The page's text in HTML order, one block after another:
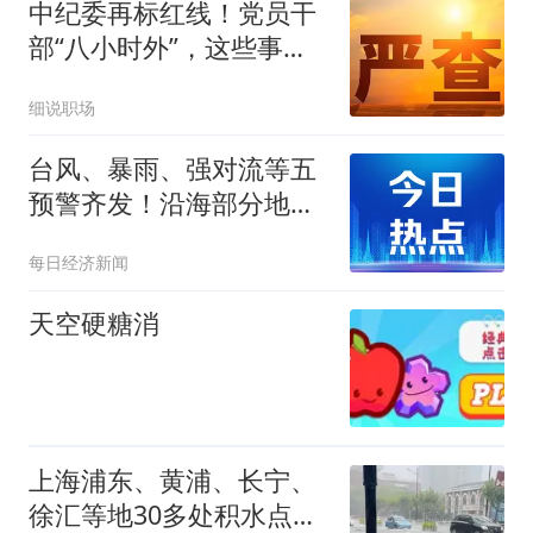
中纪委再标红线！党员干
部“八小时外”，这些事都
细说职场
台风、暴雨、强对流等五
预警齐发！沿海部分地区
书记王浩：全省各级党员
干部，以最快速度到最危
险点、到最关键处
每日经济新闻
天空硬糖消
上海浦东、黄浦、长宁、
徐汇等地30多处积水点正